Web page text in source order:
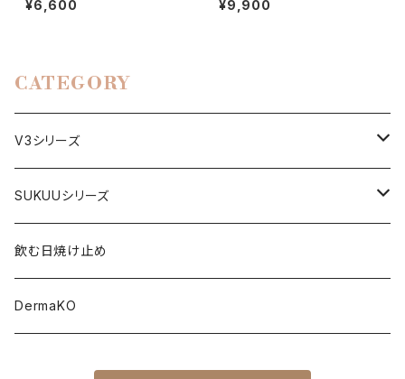
¥6,600 ¥9,900
CATEGORY
V3シリーズ
ファンデーション
下地
日焼け止め
SUKUUシリーズ
美顔器
美容液
飲む日焼け止め
DermaKO